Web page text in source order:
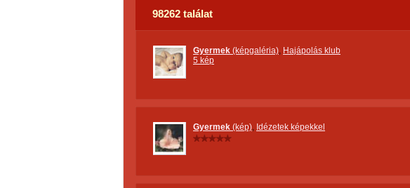
98262 találat
Gyermek (képgaléria), Hajápolás klub
5 kép
Gyermek (kép), Idézetek képekkel